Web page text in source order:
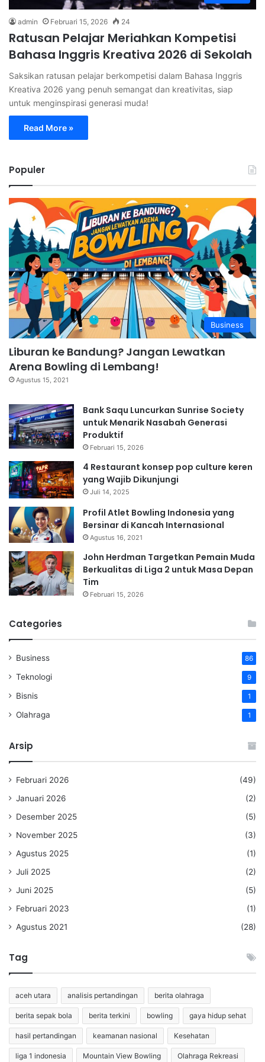
admin Februari 15, 2026 24
Ratusan Pelajar Meriahkan Kompetisi
Bahasa Inggris Kreativa 2026 di Sekolah
Saksikan ratusan pelajar berkompetisi dalam Bahasa Inggris
Kreativa 2026 yang penuh semangat dan kreativitas, siap
untuk menginspirasi generasi muda!
Read More »
Populer
Business
Liburan ke Bandung? Jangan Lewatkan
Arena Bowling di Lembang!
Agustus 15, 2021
Bank Saqu Luncurkan Sunrise Society
untuk Menarik Nasabah Generasi
Produktif
Februari 15, 2026
4 Restaurant konsep pop culture keren
yang Wajib Dikunjungi
Juli 14, 2025
Profil Atlet Bowling Indonesia yang
Bersinar di Kancah Internasional
Agustus 16, 2021
John Herdman Targetkan Pemain Muda
Berkualitas di Liga 2 untuk Masa Depan
Tim
Februari 15, 2026
Categories
Business 86
Teknologi 9
Bisnis 1
Olahraga 1
Arsip
Februari 2026
(49)
Januari 2026
(2)
Desember 2025
(5)
November 2025
(3)
Agustus 2025
(1)
Juli 2025
(2)
Juni 2025
(5)
Februari 2023
(1)
Agustus 2021
(28)
Tag
aceh utara analisis pertandingan berita olahraga
berita sepak bola berita terkini bowling gaya hidup sehat
hasil pertandingan keamanan nasional Kesehatan
liga 1 indonesia Mountain View Bowling Olahraga Rekreasi